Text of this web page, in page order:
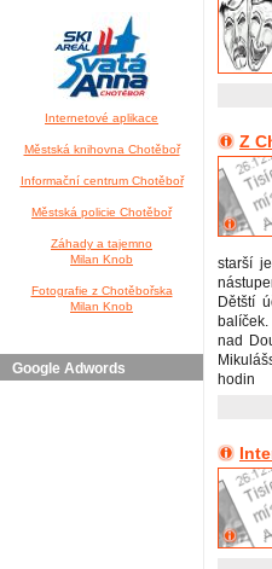
Internetové aplikace
Městská knihovna Chotěboř
Informační centrum Chotěboř
Městská policie Chotěboř
Záhady a tajemno
Milan Knob
Fotografie z Chotěbořska
Milan Knob
Google Adwords
Z
starší
Dětští
nad
hodin